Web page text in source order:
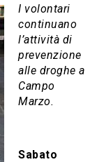
I volontari
continuano
l’attività di
prevenzione
alle droghe a
Campo
Marzo.
Sabato